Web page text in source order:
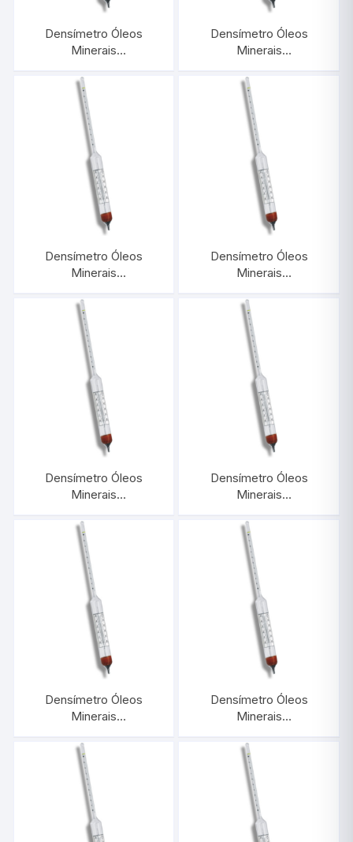
Densímetro Óleos
Minerais
Termômetro |
INCOTERM 5575.L
Densímetro Óleos
Minerais
Termômetro |
INCOTERM 5574.L
Densímetro Óleos
Minerais
Termômetro |
INCOTERM 5573.L
Densímetro Óleos
Minerais
Com Termômetro |
INCOTERM 5572.L
Densímetro Óleos
Minerais
Com Termômetro |
INCOTERM 5571.L
Densímetro Óleos
Minerais
Com Termômetro |
INCOTERM 5570.L
Densímetro Óleos
Minerais
Com Termômetro |
INCOTERM 5569.L
Densímetro Óleos
Minerais
Com Termômetro |
INCOTERM 5568.L